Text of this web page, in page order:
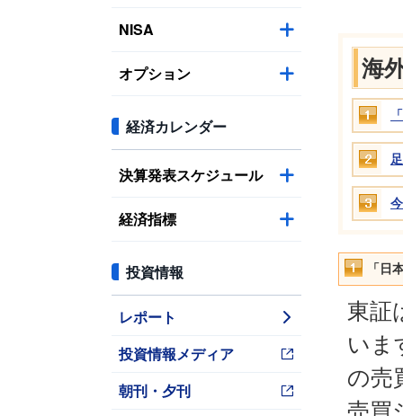
NISA
オプション
経済カレンダー
決算発表スケジュール
経済指標
投資情報
レポート
投資情報メディア
朝刊・夕刊
海
「日
東証
いま
の売
売買